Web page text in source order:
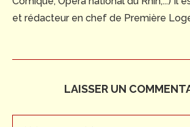
et rédacteur en chef de Première
LAISSER UN